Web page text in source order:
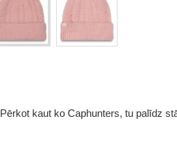
Pērkot kaut ko Caphunters, tu palīdz